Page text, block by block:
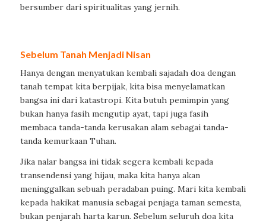
bersumber dari spiritualitas yang jernih.
Sebelum Tanah Menjadi Nisan
Hanya dengan menyatukan kembali sajadah doa dengan
tanah tempat kita berpijak, kita bisa menyelamatkan
bangsa ini dari katastropi. Kita butuh pemimpin yang
bukan hanya fasih mengutip ayat, tapi juga fasih
membaca tanda-tanda kerusakan alam sebagai tanda-
tanda kemurkaan Tuhan.
Jika nalar bangsa ini tidak segera kembali kepada
transendensi yang hijau, maka kita hanya akan
meninggalkan sebuah peradaban puing. Mari kita kembali
kepada hakikat manusia sebagai penjaga taman semesta,
bukan penjarah harta karun. Sebelum seluruh doa kita